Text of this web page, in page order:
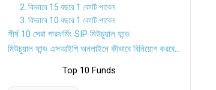
2. কিভাবে 15 বছরে 1 কোটি পাবেন
3. কিভাবে 10 বছরে 1 কোটি পাবেন
শীর্ষ 10 সেরা পারফর্মিং SIP মিউচুয়াল ফান্ড
মিউচুয়াল ফান্ড এসআইপি অনলাইনে কীভাবে বিনিয়োগ করবেন?
Top 10 Funds